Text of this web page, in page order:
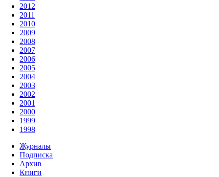
2012
2011
2010
2009
2008
2007
2006
2005
2004
2003
2002
2001
2000
1999
1998
Журналы
Подписка
Архив
Книги